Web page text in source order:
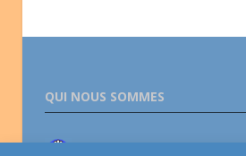
QUI NOUS SOMMES
Association